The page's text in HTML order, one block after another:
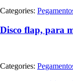
Categories:
Disco flap, para
Categories: